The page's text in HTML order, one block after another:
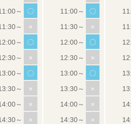
〇
×
〇
×
〇
×
×
×
〇
×
〇
×
〇
×
×
×